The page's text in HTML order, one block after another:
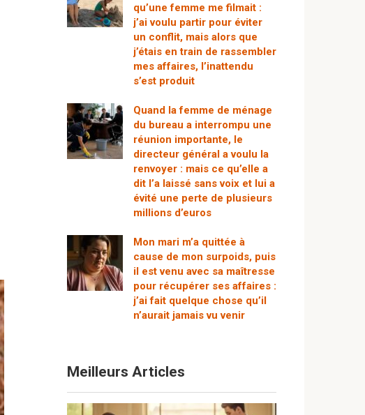
qu’une femme me filmait :
j’ai voulu partir pour éviter
un conflit, mais alors que
j’étais en train de rassembler
mes affaires, l’inattendu
s’est produit
Quand la femme de ménage
du bureau a interrompu une
réunion importante, le
directeur général a voulu la
renvoyer : mais ce qu’elle a
dit l’a laissé sans voix et lui a
évité une perte de plusieurs
millions d’euros
Mon mari m’a quittée à
cause de mon surpoids, puis
il est venu avec sa maîtresse
pour récupérer ses affaires :
j’ai fait quelque chose qu’il
n’aurait jamais vu venir
Meilleurs Articles